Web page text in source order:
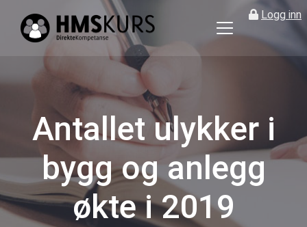
Logg inn
for
ledere
og
verneombud
Antallet ulykker i
bygg og anlegg
økte i 2019